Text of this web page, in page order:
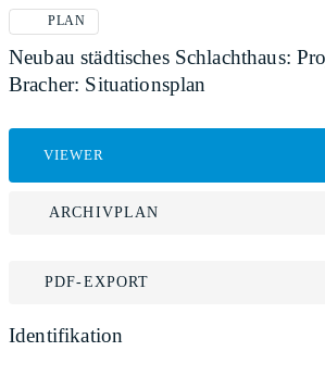
PLAN
Neubau städtisches Schlachthaus:
Bracher: Situationsplan
VIEWER
ARCHIVPLAN
PDF-EXPORT
Identifikation